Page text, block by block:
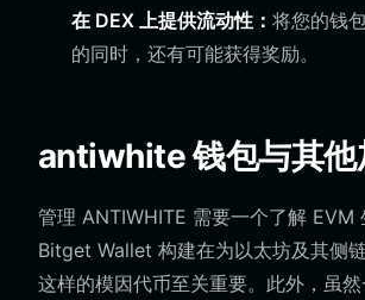
在 DEX 上提供流动性： 将您的钱
的同时，还有可能获得奖励。
antiwhite 钱包与其他
管理 ANTIWHITE 需要一个了解 EVM
Bitget Wallet 构建在为以太坊及其侧
这样的模因代币至关重要。此外，虽